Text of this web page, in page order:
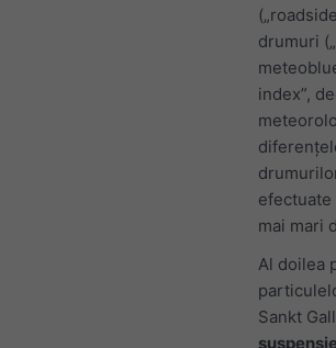
drumuri
index”,
efectuate
mai mari
Al doilea
Sankt